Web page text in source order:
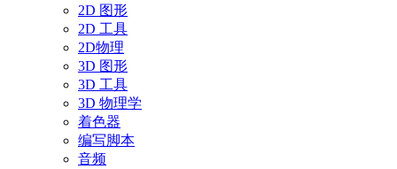
2D 图形
2D 工具
2D物理
3D 图形
3D 工具
3D 物理学
着色器
编写脚本
音频